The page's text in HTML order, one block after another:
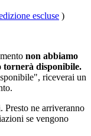
escluse )
non abbiamo
tornerà disponibile.
riceverai un
Presto ne arriveranno
se vengono